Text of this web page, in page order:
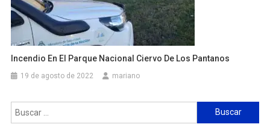
Incendio En El Parque Nacional Ciervo De Los Pantanos
19 de agosto de 2022 mariano
Buscar: